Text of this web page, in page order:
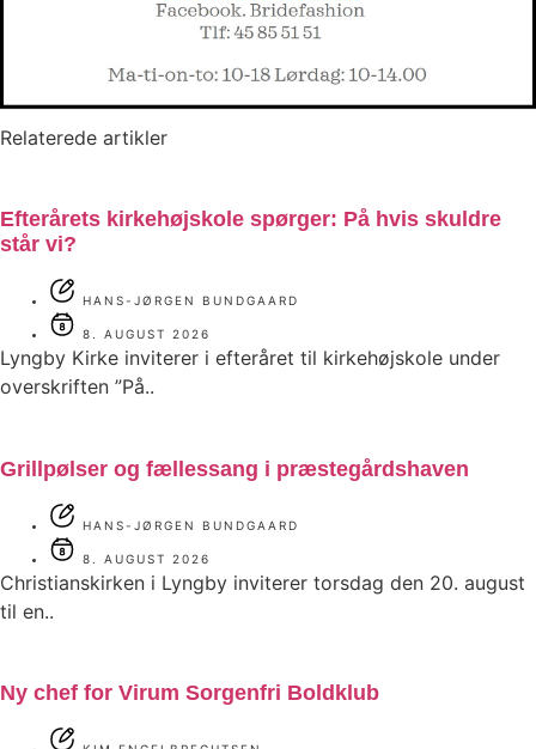
Relaterede artikler
Efterårets kirkehøjskole spørger: På hvis skuldre
står vi?
HANS-JØRGEN BUNDGAARD
8. AUGUST 2026
Lyngby Kirke inviterer i efteråret til kirkehøjskole under
overskriften ”På..
Grillpølser og fællessang i præstegårdshaven
HANS-JØRGEN BUNDGAARD
8. AUGUST 2026
Christianskirken i Lyngby inviterer torsdag den 20. august
til en..
Ny chef for Virum Sorgenfri Boldklub